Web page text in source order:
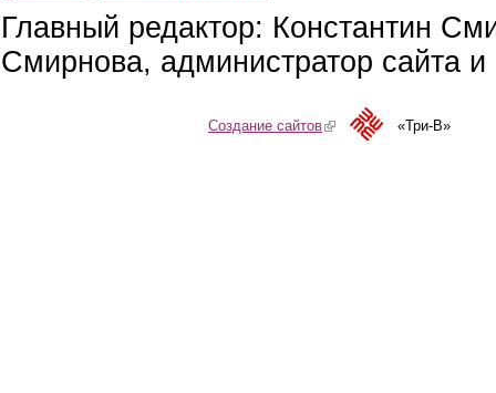
Главный редактор: Константин
Смирнова, администратор сайта
Создание сайтов(link is external)«Три-В»